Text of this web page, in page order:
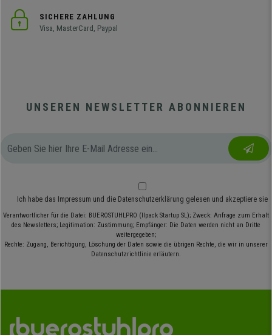
SICHERE ZAHLUNG
Visa, MasterCard, Paypal
UNSEREN NEWSLETTER ABONNIEREN
Ich habe das Impressum und die Datenschutzerklärung gelesen und akzeptiere sie
Verantwortlicher für die Datei: BUEROSTUHLPRO (Ilpack Startup SL); Zweck: Anfrage zum Erhalt
des Newsletters; Legitimation: Zustimmung; Empfänger: Die Daten werden nicht an Dritte
weitergegeben;
Rechte: Zugang, Berichtigung, Löschung der Daten sowie die übrigen Rechte, die wir in unserer
Datenschutzrichtlinie erläutern.